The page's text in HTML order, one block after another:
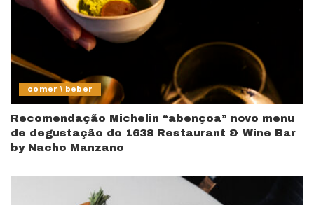
comer \ beber
Recomendação Michelin “abençoa” novo menu
de degustação do 1638 Restaurant & Wine Bar
by Nacho Manzano